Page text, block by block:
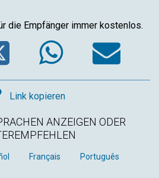
die Empfänger immer kostenlos.
Twitter
Link kopieren
ANZEIGEN ODER
Français Português